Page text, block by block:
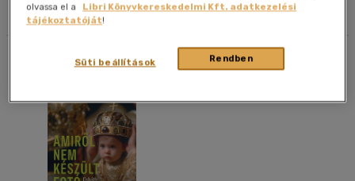
Szűrés Rendezés
20 db / oldal
Összesen db
olvassa el a
Libri Könyvkereskedelmi Kft. adatkezelési
tájékoztatóját!
Rendben
Süti beállítások